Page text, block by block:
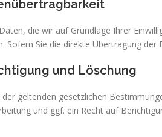
die wir auf Grundlage Ihrer
Sofern Sie die direkte Übertragung
und Löschung
der geltenden gesetzlichen
und ggf. ein Recht auf